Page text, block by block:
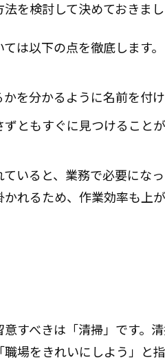
を検討して決めておきまし
は以下の点を徹底します。
を分かるように名前を付
ともすぐに見つけること
いると、業務で必要にな
れるため、作業効率も上
意すべきは「清掃」です
場をきれいにしよう」と